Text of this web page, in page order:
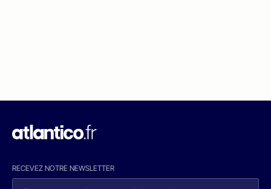
RECEVEZ NOTRE NEWSLETTER